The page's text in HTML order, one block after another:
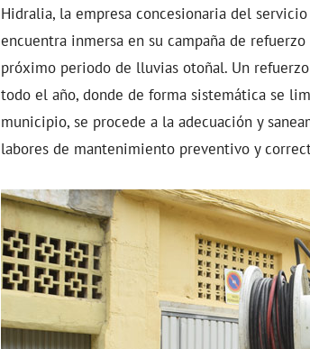
Hidralia, la empresa concesionaria del
encuentra inmersa en su campaña de
próximo periodo de lluvias otoñal. Un
todo el año, donde de forma sistemática se
municipio, se procede a la adecuación y
labores de mantenimiento preventivo y